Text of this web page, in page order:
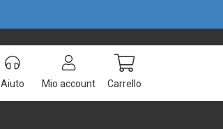
Aiuto Mio account Carrello